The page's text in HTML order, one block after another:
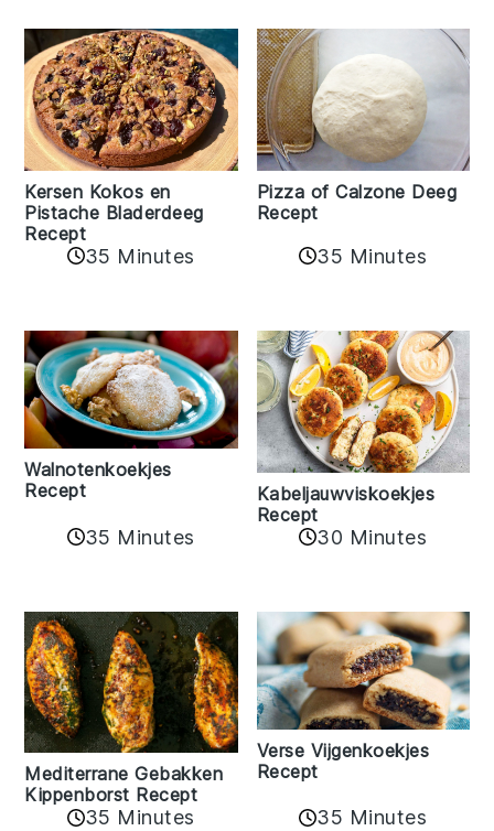
Kersen Kokos en
Pistache Bladerdeeg
Recept
35 Minutes
Pizza of Calzone Deeg
Recept
35 Minutes
Walnotenkoekjes
Recept
35 Minutes
Kabeljauwviskoekjes
Recept
30 Minutes
Mediterrane Gebakken
Kippenborst Recept
35 Minutes
Verse Vijgenkoekjes
Recept
35 Minutes